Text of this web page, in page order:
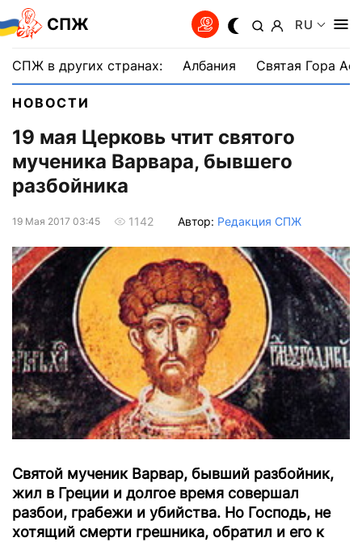
СПЖ RU
СПЖ в других странах: Албания Святая Гора
НОВОСТИ
19 мая Церковь чтит святого
мученика Варвара, бывшего
разбойника
19 Мая 2017 03:45 1142 Автор: Редакция СПЖ
Святой мученик Варвар, бывший разбойник,
жил в Греции и долгое время совершал
разбои, грабежи и убийства. Но Господь, не
хотящий смерти грешника, обратил и его к